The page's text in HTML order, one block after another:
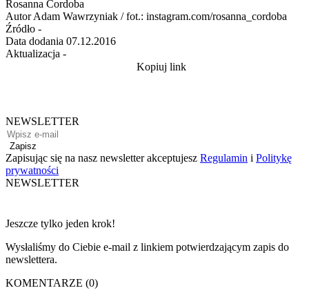
Rosanna Cordoba
Autor Adam Wawrzyniak / fot.: instagram.com/rosanna_cordoba
Źródło -
Data dodania 07.12.2016
Aktualizacja -
Kopiuj link
NEWSLETTER
Zapisz
Zapisując się na nasz newsletter akceptujesz Regulamin i Politykę
prywatności
NEWSLETTER
Jeszcze tylko jeden krok!
Wysłaliśmy do Ciebie e-mail z linkiem potwierdzającym zapis do
newslettera.
KOMENTARZE (0)